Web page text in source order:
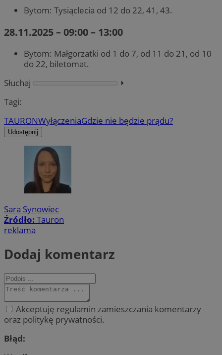
Bytom: Tysiąclecia od 12 do 22, 41, 43.
28.11.2025 – 09:00 – 13:00
Bytom: Małgorzatki od 1 do 7, od 11 do 21, od 10
do 22, biletomat.
Słuchaj
⏵︎
Tagi:
TAURONWyłączeniaGdzie nie będzie prądu?
Udostępnij
Sara Synowiec
Źródło: Tauron
reklama
Dodaj komentarz
Akceptuję regulamin zamieszczania komentarzy
oraz politykę prywatności.
Błąd: